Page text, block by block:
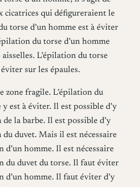
cicatrices qui défigureraient le
torse d’un homme est à éviter
du torse d’un homme
L’épilation du torse
sur les épaules.
zone fragile. L’épilation du
y est à éviter. Il est possible d’y
la barbe. Il est possible d’y
du duvet. Mais il est nécessaire
d’un homme. Il est nécessaire
du duvet du torse. Il faut éviter
d’un homme. Il faut éviter d’y